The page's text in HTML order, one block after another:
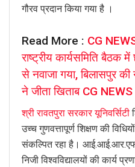
गौरव प्रदान किया गया है ।
Read More : CG
राष्ट्रीय कार्यसमिति बैठक
से नवाजा गया, बिलासपुर की
ने जीता खिताब CG NEWS
श्री रावतपुरा सरकार यूनिवर्सिटी
उच्च गुणवत्तापूर्ण शिक्षण की
संकल्पित रहा है। आई.आई.आर.एफ
निजी विश्वविद्यालयों की कार्य